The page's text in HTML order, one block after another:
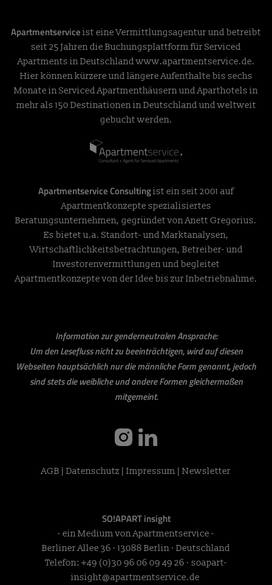
Apartmentservice ist eine Vermittlungsagentur und betreibt
seit 25 Jahren die Buchungsplattform für Serviced
Apartments in Deutschlandwww.apartmentservice.de.
Hier können kürzere und längere Aufenthalte bis sechs
Monate in Serviced Apartmenthäusern und Aparthotels in
mehr als 150 Destinationen in Deutschland und weltweit
gebucht werden.
Apartmentservice Consultingist ein seit 2001 auf
Apartmentkonzepte spezialisiertes
Beratungsunternehmen, gegründet von Anett Gregorius.
Es bietet u.a. Standort- und Marktanalysen,
Wirtschaftlichkeitsbetrachtungen, Betreiber- und
Investorenvermittlungen und begleitet
Apartmentkonzepte von der Idee bis zur Inbetriebnahme.
Information zur genderneutralen Ansprache:
Um den Lesefluss nicht zu beeinträchtigen, wird auf diesen
Webseiten hauptsächlich nur die männliche Form genannt, jedoch
sind stets die weibliche und andere Formen gleichermaßen
mitgemeint.
instagram
AGB Datenschutz Impressum Newsletter
SO!APART insight
- ein Medium von Apartmentservice -
Berliner Allee 36 · 13088 Berlin · Deutschland
Telefon: +49 (0)30 96 06 09 49 26 · soapart-
insight@apartmentservice.de